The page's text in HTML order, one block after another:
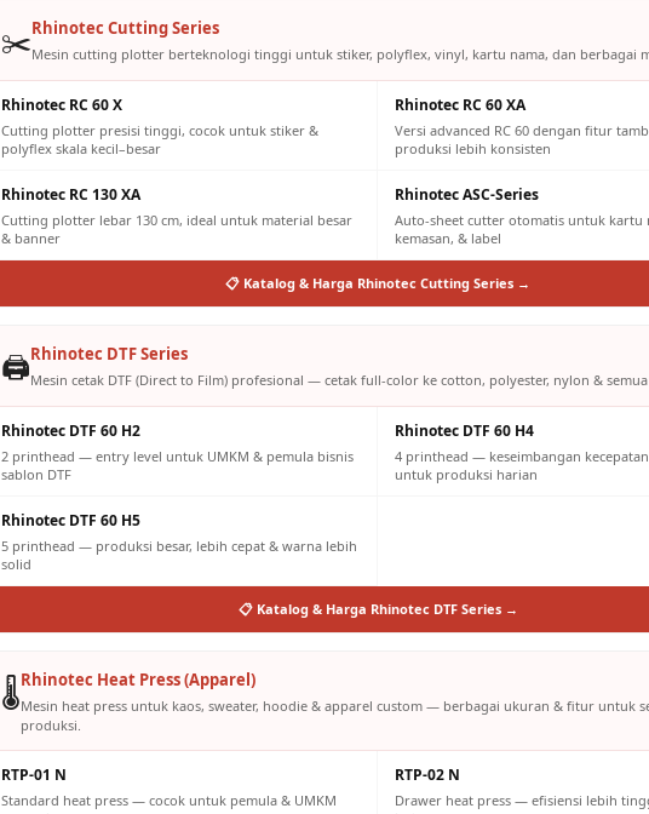
✂️Rhinotec Cutting Series
Mesin cutting plotter berteknologi tinggi untuk stiker, polyflex, vinyl, kartu nama, dan berbagai
Rhinotec RC 60 X
Cutting plotter presisi tinggi, cocok untuk stiker &
polyflex skala kecil–besar
Rhinotec RC 60 XA
Versi advanced RC 60 dengan fitur
produksi lebih konsisten
Rhinotec RC 130 XA
Cutting plotter lebar 130 cm, ideal untuk material besar
& banner
Rhinotec ASC-Series
Auto-sheet cutter otomatis untuk kartu
kemasan, & label
📋 Katalog & Harga Rhinotec Cutting Series →
🖨️Rhinotec DTF Series
Mesin cetak DTF (Direct to Film) profesional — cetak full-color ke cotton, polyester, nylon &
Rhinotec DTF 60 H2
2 printhead — entry level untuk UMKM & pemula bisnis
sablon DTF
Rhinotec DTF 60 H4
4 printhead — keseimbangan
untuk produksi harian
Rhinotec DTF 60 H5
5 printhead — produksi besar, lebih cepat & warna lebih
solid
📋 Katalog & Harga Rhinotec DTF Series →
🌡️Rhinotec Heat Press (Apparel)
Mesin heat press untuk kaos, sweater, hoodie & apparel custom — berbagai ukuran & fitur untuk
produksi.
RTP-01 N
Standard heat press — cocok untuk pemula & UMKM
RTP-02 N
Drawer heat press — efisiensi lebih